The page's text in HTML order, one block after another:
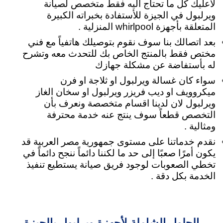
لاعليك كل ما تحتاج اليه فقط متخصص لصيانة
ويرلبول في الجيزة للأستفادة بخبراته الكبيرة
المتعلقة بأجهزة whirlpool المنزلية .
بعد اتصالك بنا سوف نقوم بتوصيلك هاتفياً مع فني
مختص فقط بالمنتج الخاص بك للتحدث معه وتشرح
له بأستفاضة عن مشكلة جهازك
سواء كان غسالة ويرلبول او ثلاجة او فرن
ميكروويف او ديب فريزر ويرلبول او سخان الغاز
ويرلبول لان لدينا اقسام متخصصة ونعرف بأن
التخصص قطعاً سوف ينتج عنه خدمة محترفة
ومثالية .
نقدم خدماتنا على مستوى جمهورية مصر العربية قد
يكون أمرًا صعبًا إلى حد ما لكننا دائماً ننجح دائماً في
تخطي الصعوبات لوجود فريق صيانة يستطيع تنفيذ
الخدمة بكل دقة .